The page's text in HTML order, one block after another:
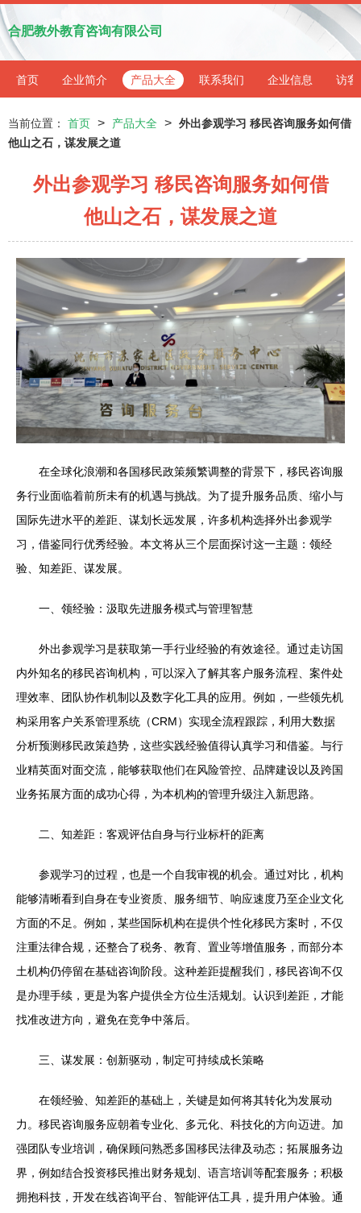
合肥教外教育咨询有限公司
首页 企业简介 产品大全 联系我们 企业信息 访客
当前位置： 首页 > 产品大全 > 外出参观学习 移民咨询服务如何借
他山之石，谋发展之道
外出参观学习 移民咨询服务如何借
他山之石，谋发展之道
在全球化浪潮和各国移民政策频繁调整的背景下，移民咨询服
务行业面临着前所未有的机遇与挑战。为了提升服务品质、缩小与
国际先进水平的差距、谋划长远发展，许多机构选择外出参观学
习，借鉴同行优秀经验。本文将从三个层面探讨这一主题：领经
验、知差距、谋发展。
一、领经验：汲取先进服务模式与管理智慧
外出参观学习是获取第一手行业经验的有效途径。通过走访国
内外知名的移民咨询机构，可以深入了解其客户服务流程、案件处
理效率、团队协作机制以及数字化工具的应用。例如，一些领先机
构采用客户关系管理系统（CRM）实现全流程跟踪，利用大数据
分析预测移民政策趋势，这些实践经验值得认真学习和借鉴。与行
业精英面对面交流，能够获取他们在风险管控、品牌建设以及跨国
业务拓展方面的成功心得，为本机构的管理升级注入新思路。
二、知差距：客观评估自身与行业标杆的距离
参观学习的过程，也是一个自我审视的机会。通过对比，机构
能够清晰看到自身在专业资质、服务细节、响应速度乃至企业文化
方面的不足。例如，某些国际机构在提供个性化移民方案时，不仅
注重法律合规，还整合了税务、教育、置业等增值服务，而部分本
土机构仍停留在基础咨询阶段。这种差距提醒我们，移民咨询不仅
是办理手续，更是为客户提供全方位生活规划。认识到差距，才能
找准改进方向，避免在竞争中落后。
三、谋发展：创新驱动，制定可持续成长策略
在领经验、知差距的基础上，关键是如何将其转化为发展动
力。移民咨询服务应朝着专业化、多元化、科技化的方向迈进。加
强团队专业培训，确保顾问熟悉多国移民法律及动态；拓展服务边
界，例如结合投资移民推出财务规划、语言培训等配套服务；积极
拥抱科技，开发在线咨询平台、智能评估工具，提升用户体验。通